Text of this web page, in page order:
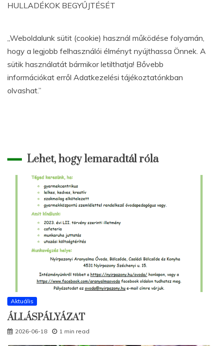
HULLADÉKOK BEGYŰJTÉSÉT
„Weboldalunk sütit (cookie) használ működése folyamán,
hogy a legjobb felhasználói élményt nyújthassa Önnek. A
sütik használatát bármikor letilthatja! Bővebb
információkat erről Adatkezelési tájékoztatónkban
olvashat.”
Lehet, hogy lemaradtál róla
Aktuális
ÁLLÁSPÁLYÁZAT
2026-06-18 1 min read